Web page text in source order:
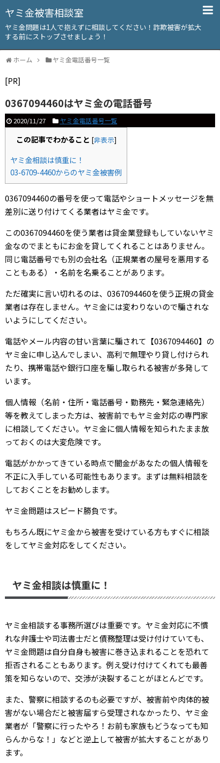
ヤミ金被害相談室
ヤミ金問題は1人で抱えずに相談してください！詐欺被害が拡大
する前にストップさせましょう！
ホーム ヤミ金電話番号一覧
[PR]
0367094460はヤミ金の電話番号
2020/11/27 ヤミ金電話番号一覧
この記事でわかること [非表示]
ヤミ金相談は慎重に！
03-6709-4460からのヤミ金被害例
0367094460の番号を使って電話やショートメッセージを無
差別に送り付けてくる業者はヤミ金です。
この0367094460を使う業者は貸金業登録もしていないヤミ
金なのでまともにお金を貸してくれることはありません。
同じ電話番号でも別の会社名（正規業者の屋号を悪用する
こともある）・名前を名乗ることがあります。
ただ確実に言い切れるのは、0367094460を使う正規の貸金
業者は存在しません。ヤミ金には変わりないので騙されな
いようにしてください。
電話やメール内容の甘い言葉に騙されて【0367094460】の
ヤミ金に申し込んでしまい、高利で無理やり貸し付けられ
たり、携帯電話や銀行口座を騙し取られる被害が多発して
います。
個人情報（名前・住所・電話番号・勤務先・緊急連絡先）
等を教えてしまった方は、被害前でもヤミ金対応の専門家
に相談してください。ヤミ金に個人情報を知られたまま放
っておくのは大変危険です。
電話がかかってきている時点で闇金があなたの個人情報を
不正に入手している可能性もあります。まずは無料相談を
しておくことをお勧めします。
ヤミ金問題はスピード勝負です。
もちろん既にヤミ金から被害を受けている方もすぐに相談
をしてヤミ金対応をしてください。
ヤミ金相談は慎重に！
ヤミ金相談する事務所選びは重要です。ヤミ金対応に不慣
れな弁護士や司法書士だと債務整理は受け付けていても、
ヤミ金問題は自分自身も被害に巻き込まれることを恐れて
拒否されることもあります。例え受け付けてくれても最善
策を知らないので、交渉が決裂することがほとんどです。
また、警察に相談するのも必要ですが、被害前や肉体的被
害がない場合だと被害届すら受理されなかったり、ヤミ金
業者が「警察に行ったやろ！お前も家族もどうなっても知
らんからな！」などと逆上して被害が拡大することがあり
ます。